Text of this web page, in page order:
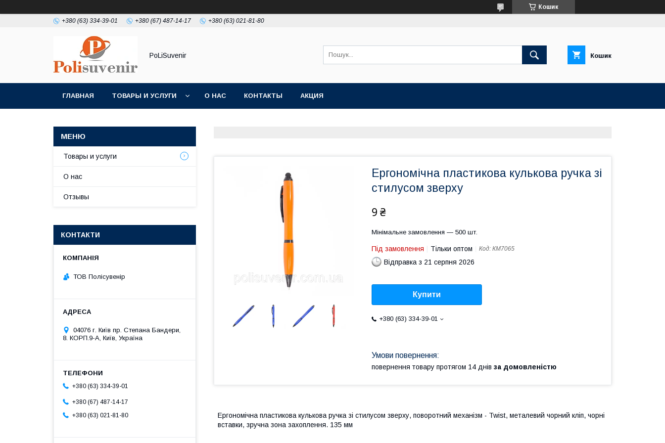
Кошик
+380 (63) 334-39-01 +380 (67) 487-14-17 +380 (63) 021-81-80
PoLiSuvenir Кошик
ГЛАВНАЯ ТОВАРЫ И УСЛУГИ О НАС КОНТАКТЫ АКЦИЯ
Ергономічна пластикова кулькова ручка зі
стилусом зверху
9 ₴
Мінімальне замовлення — 500 шт.
Під замовлення Тільки оптом Код: КМ7065
Відправка з 21 серпня 2026
Купити
+380 (63) 334-39-01
повернення товару протягом 14 днів за домовленістю
Ергономічна пластикова кулькова ручка зі стилусом зверху, поворотний механізм - Twist, металевий чорний кліп, чорні
вставки, зручна зона захоплення. 135 мм
Товары и услуги
О нас
Отзывы
КОНТАКТИ
ТОВ Полісувенір
04076 г. Київ пр. Степана Бандери,
8. КОРП.9-А, Київ, Україна
+380 (63) 334-39-01
+380 (67) 487-14-17
+380 (63) 021-81-80